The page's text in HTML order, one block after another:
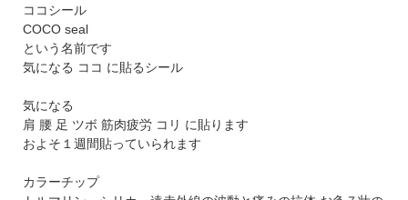
ココシール
COCO seal
という名前です
気になる ココ に貼るシール
気になる
肩 腰 足 ツボ 筋肉疲労 コリ に貼ります
およそ１週間貼っていられます
カラーチップ